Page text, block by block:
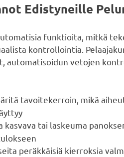
Edistyneille
funktioita, mitkä
kontrollointia.
automatisoidun vetojen
tavoitekerroin, mikä
kasvava tai laskeuma
peräkkäisiä kierroksia